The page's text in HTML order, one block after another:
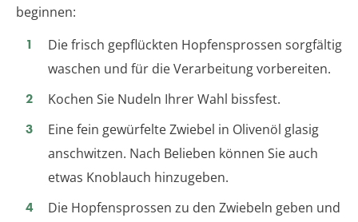
beginnen:
Die frisch gepflückten Hopfensprossen sorgfältig
waschen und für die Verarbeitung vorbereiten.
Kochen Sie Nudeln Ihrer Wahl bissfest.
Eine fein gewürfelte Zwiebel in Olivenöl glasig
anschwitzen. Nach Belieben können Sie auch
etwas Knoblauch hinzugeben.
Die Hopfensprossen zu den Zwiebeln geben und